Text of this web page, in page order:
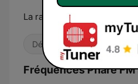
La radio autrement
Détente
Fréquences Phare FM